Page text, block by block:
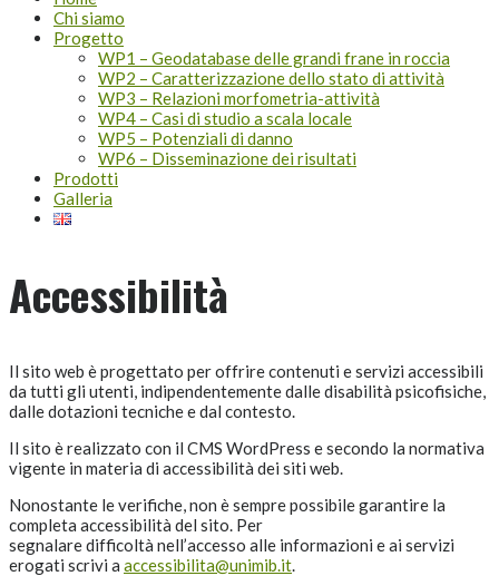
Chi siamo
Progetto
WP1 – Geodatabase delle grandi frane in roccia
WP2 – Caratterizzazione dello stato di attività
WP3 – Relazioni morfometria-attività
WP4 – Casi di studio a scala locale
WP5 – Potenziali di danno
WP6 – Disseminazione dei risultati
Prodotti
Galleria
Accessibilità
Il sito web è progettato per offrire contenuti e servizi accessibili
da tutti gli utenti, indipendentemente dalle disabilità psicofisiche,
dalle dotazioni tecniche e dal contesto.
Il sito è realizzato con il CMS WordPress e secondo la normativa
vigente in materia di accessibilità dei siti web.
Nonostante le verifiche, non è sempre possibile garantire la
completa accessibilità del sito. Per
segnalare difficoltà nell’accesso alle informazioni e ai servizi
erogati scrivi a accessibilita@unimib.it.